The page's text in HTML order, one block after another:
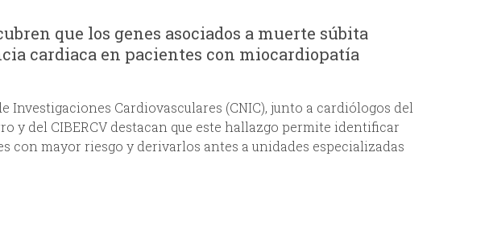
que los genes asociados a muerte súbita
cardiaca en pacientes con miocardiopatía
Investigaciones Cardiovasculares (CNIC), junto a cardiólogos del
y del CIBERCV destacan que este hallazgo permite identificar
con mayor riesgo y derivarlos antes a unidades especializadas